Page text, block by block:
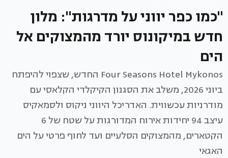
"כמו כפר יווני על מדרגות": מלון
חדש במיקונוס יורד מהמצוקים אל
הים
Four Seasons Hotel Mykonos החדש, שצפוי להיפתח
ביוני 2026, משלב את הסגנון הקיקלדי הקלאסי עם
מודרניות עכשווית. האדריכל היווני ניקוס ולסמאקיס
עיצב 94 יחידות אירוח המדורגות על שטח של 6
הקטארים, מהמצוקים הסלעיים ועד לחוף פרטי על הים
האגאי